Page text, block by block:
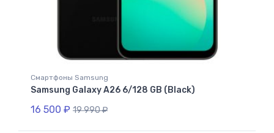
Смартфоны Samsung
Samsung Galaxy A26 6/128 GB (Black)
16 500 ₽ 19 990₽